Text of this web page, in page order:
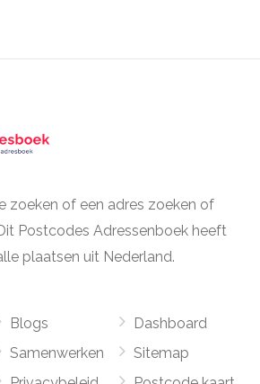
zoeken of een adres zoeken of
Postcodes Adressenboek heeft
plaatsen uit Nederland.
Blogs
Samenwerken
Dashboard
Sitemap